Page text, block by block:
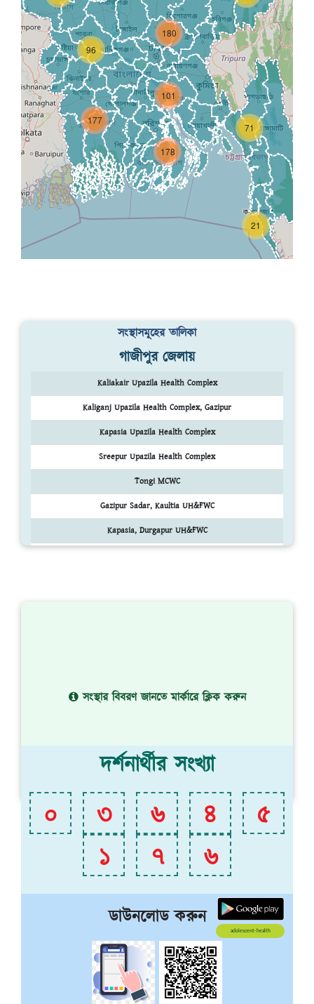
21
96
101
177
178
71
180
সংস্থাসমূহের তালিকা
গাজীপুর জেলায়
Kaliakair Upazila Health Complex
Kaliganj Upazila Health Complex, Gazipur
Kapasia Upazila Health Complex
Sreepur Upazila Health Complex
Tongi MCWC
Gazipur Sadar, Kaultia UH&FWC
Kapasia, Durgapur UH&FWC
সংস্থার বিবরণ জানতে মার্কারে ক্লিক করুন
দর্শনার্থীর সংখ্যা
০ ৩ ৬ ৪
৫
১
৭ ৬
ডাউনলোড করুন
adolescent-health